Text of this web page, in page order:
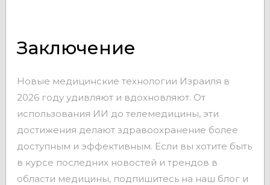
Заключение
Новые медицинские технологии Израиля в
2026 году удивляют и вдохновляют. От
использования ИИ до телемедицины, эти
достижения делают здравоохранение более
доступным и эффективным. Если вы хотите быть
в курсе последних новостей и трендов в
области медицины, подпишитесь на наш блог и